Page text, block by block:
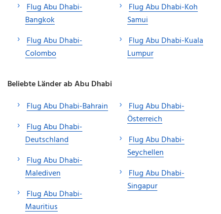
Flug Abu Dhabi-
Bangkok
Flug Abu Dhabi-
Colombo
Flug Abu Dhabi-Koh
Samui
Flug Abu Dhabi-Kuala
Lumpur
Beliebte Länder ab Abu Dhabi
Flug Abu Dhabi-Bahrain
Flug Abu Dhabi-
Deutschland
Flug Abu Dhabi-
Malediven
Flug Abu Dhabi-
Mauritius
Flug Abu Dhabi-
Österreich
Flug Abu Dhabi-
Seychellen
Flug Abu Dhabi-
Singapur